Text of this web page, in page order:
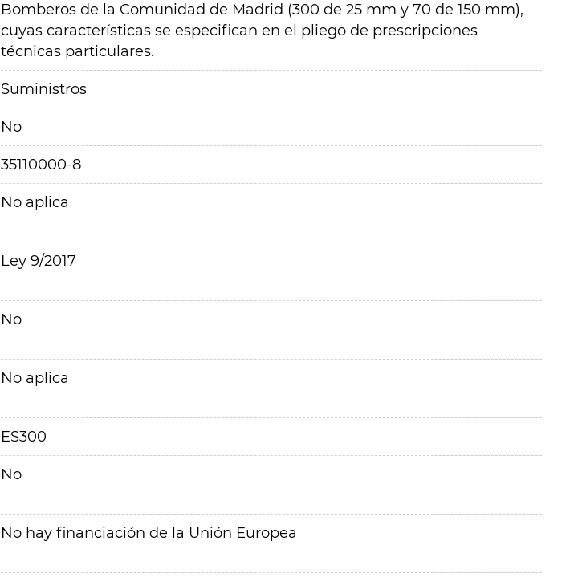
Bomberos de la Comunidad de Madrid (300 de 25 mm y 70 de 150 mm),
cuyas características se especifican en el pliego de prescripciones
técnicas particulares.
Suministros
No
35110000-8
No aplica
Ley 9/2017
No
No aplica
ES300
No
No hay financiación de la Unión Europea